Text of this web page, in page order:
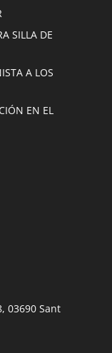
SILLA DE
A LOS
EN EL
03690 Sant